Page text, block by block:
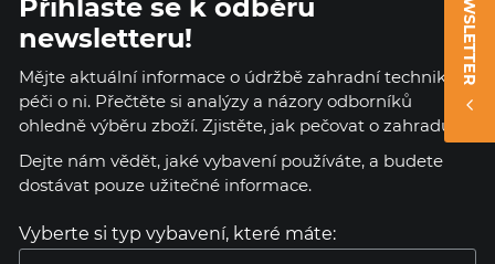
NEWSLETTER
Přihlaste se k odběru
newsletteru!
Mějte aktuální informace o údržbě zahradní techniky a
péči o ni. Přečtěte si analýzy a názory odborníků
ohledně výběru zboží. Zjistěte, jak pečovat o zahradu.
Dejte nám vědět, jaké vybavení používáte, a budete
dostávat pouze užitečné informace.
Vyberte si typ vybavení, které máte: